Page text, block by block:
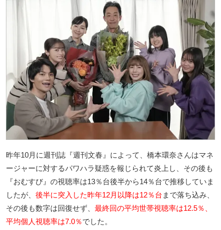
昨年10月に週刊誌『週刊文春』によって、橋本環奈さんはマネ
ージャーに対するパワハラ疑惑を報じられて炎上し、その後も
『おむすび』の視聴率は13％台後半から14％台で推移していま
したが、 後半に突入した昨年12月以降は12％台 まで落ち込み、
その後も数字は回復せず、 最終回の平均世帯視聴率は12.5％、
平均個人視聴率は7.0％でした。